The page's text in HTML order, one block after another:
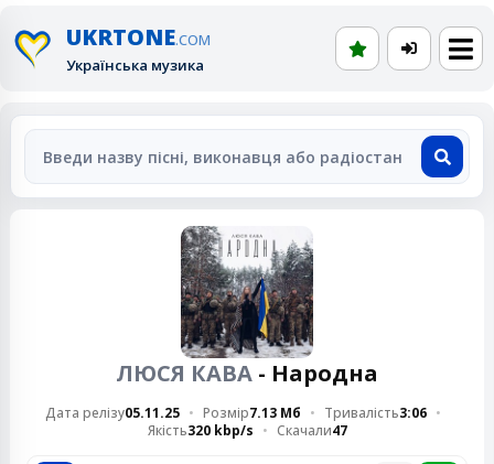
UKRTONE.COM
Українська музика
ЛЮСЯ КАВА - Народна
Дата релізу05.11.25 Розмір7.13 Мб Тривалість3:06
Якість320 kbp/s Скачали47